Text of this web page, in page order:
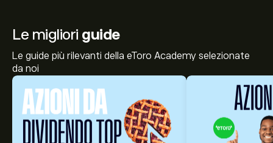
Le migliori guide
Le guide più rilevanti della eToro Academy selezionate
da noi